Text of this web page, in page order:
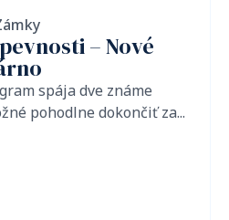
– Nové
spája dve známe
pohodlne dokončiť za...